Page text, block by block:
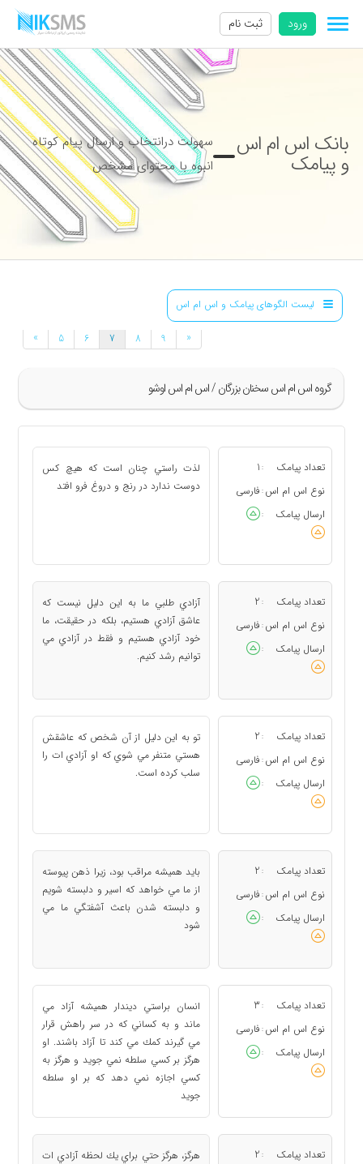
ورود ثبت نام
بانک اس ام اس
و پیامک
سهولت درانتخاب و ارسال پیام کوتاه
انبوه با محتوای مشخص
لیست الگوهای پیامک و اس ام اس
گروه اس ام اس سخنان بزرگان / اس ام اس اوشو
» 5 6 7 8 9 «
تعداد پیامک :
1
نوع اس ام اس : فارسی
ارسال پیامک
:
لذت راستي چنان است كه هيچ كس
دوست ندارد در رنج و دروغ فرو افتد
تعداد پیامک :
2
نوع اس ام اس : فارسی
ارسال پیامک
:
آزادي طلبي ما به اين دليل نيست كه
عاشق آزادي هستيم، بلكه در حقيقت، ما
خود آزادي هستيم و فقط در آزادي مي
توانيم رشد كنيم.
تعداد پیامک :
2
نوع اس ام اس : فارسی
ارسال پیامک
:
تو به اين دليل از آن شخص كه عاشقش
هستي متنفر مي شوي كه او آزادي ات را
سلب كرده است.
تعداد پیامک :
2
نوع اس ام اس : فارسی
ارسال پیامک
:
بايد هميشه مراقب بود، زيرا ذهن پيوسته
از ما مي خواهد كه اسير و دلبسته شويم
و دلبسته شدن باعث آشفتگي ما مي
شود
تعداد پیامک :
3
نوع اس ام اس : فارسی
ارسال پیامک
:
انسان براستي ديندار هميشه آزاد مي
ماند و به كساني كه در سر راهش قرار
مي گيرند كمك مي كند تا آزاد باشند. او
هرگز بر كسي سلطه نمي جويد و هرگز به
كسي اجازه نمي دهد كه بر او سلطه
جويد
تعداد پیامک :
2
هرگز، هرگز حتي براي يك لحظه آزادي ات